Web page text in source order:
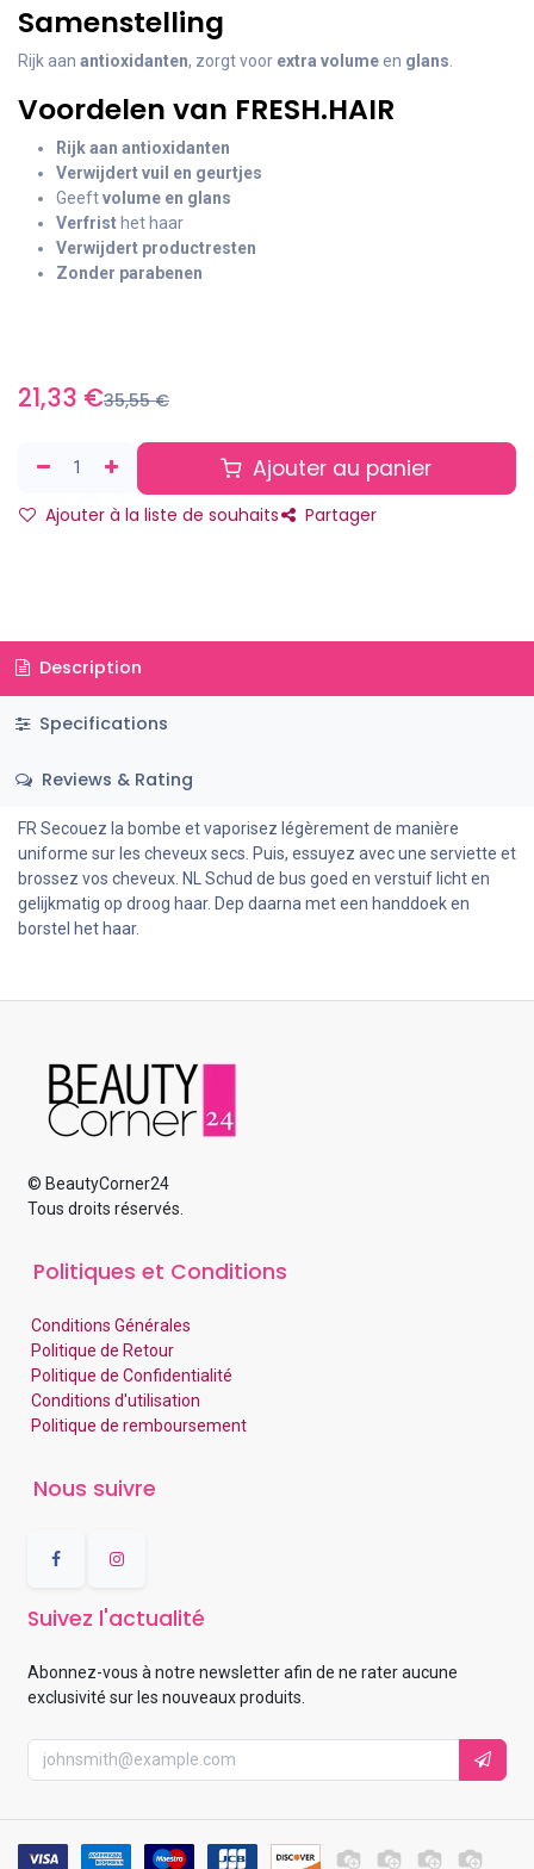
Samenstelling
Rijk aan antioxidanten, zorgt voor extra volumeen glans
Voordelen van FRESH.HAIR
Rijk aan antioxidanten
Verwijdert vuil en geurtjes
Geeftvolume en glans
Verfristhet haar
Verwijdert productresten
Zonder parabenen
21,33 €35,55€
Ajouter au panier
Ajouter à la liste de souhaits Partager
Description
Specifications
Reviews & Rating
FR Secouez la bombe et vaporisez légèrement de manière
uniforme sur les cheveux secs. Puis, essuyez avec une serviette et
brossez vos cheveux. NL Schud de bus goed en verstuif licht en
gelijkmatig op droog haar. Dep daarna met een handdoek en
borstel het haar.
© BeautyCorner24
Tous droits réservés.
Politiques et Conditions
Conditions Générales
Politique de Retour
Politique de Confidentialité
Conditions d'utilisation
Politique de remboursement
Nous suivre
Suivez l'actualité
Abonnez-vous à notre newsletter afin de ne rater aucune
exclusivité sur les nouveaux produits.